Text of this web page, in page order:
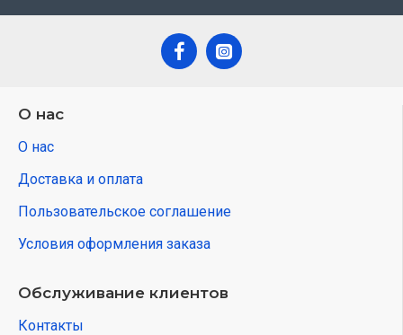
О нас
О нас
Доставка и оплата
Пользовательское соглашение
Условия оформления заказа
Обслуживание клиентов
Контакты